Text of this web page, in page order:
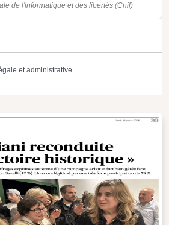
de l'informatique et des libertés (Cnil)
et administrative